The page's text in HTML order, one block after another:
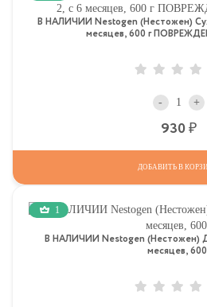
В НАЛИЧИИ Nestogen (Нестожен)
месяцев, 600 г
- +
930
ДОБАВИТЬ В
1
В НАЛИЧИИ Nestogen (Нестожен)
месяцев,